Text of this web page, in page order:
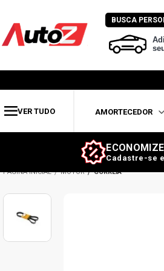
BUSCA
VER TUDO AMORTECEDOR
Cadastre-se
MOTOR CORREIA